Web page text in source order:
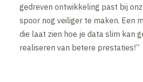
gedreven ontwikkeling past bij
spoor nog veiliger te maken. Een
die laat zien hoe je data slim kan
realiseren van betere prestaties!”